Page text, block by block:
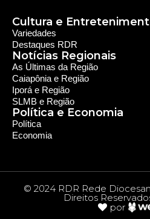
© 2024 RDR Rede